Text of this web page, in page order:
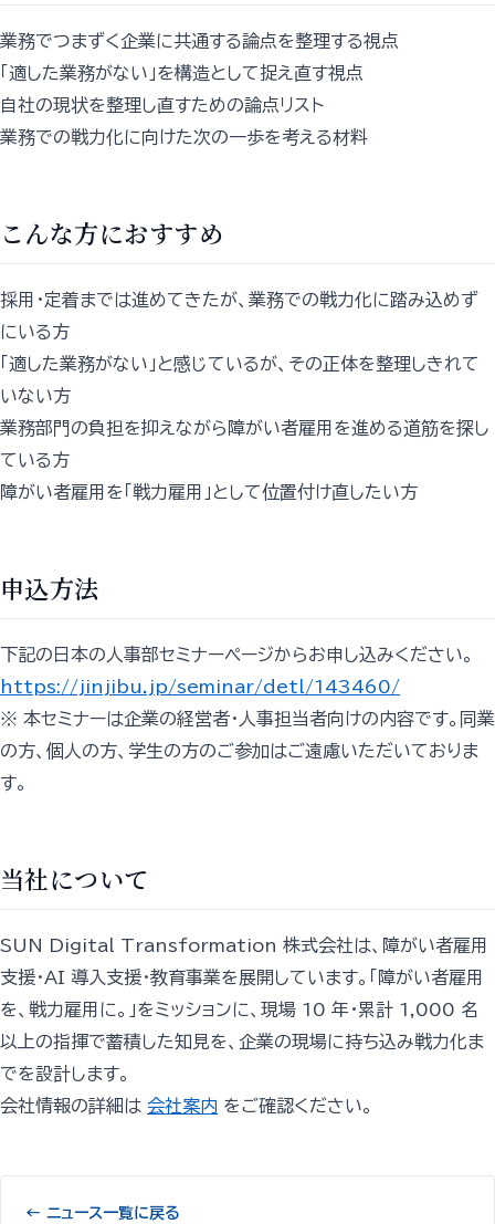
業務でつまずく企業に共通する論点を整理する視点
「適した業務がない」を構造として捉え直す視点
自社の現状を整理し直すための論点リスト
業務での戦力化に向けた次の一歩を考える材料
こんな方におすすめ
採用・定着までは進めてきたが、業務での戦力化に踏み込めず
にいる方
「適した業務がない」と感じているが、その正体を整理しきれて
いない方
業務部門の負担を抑えながら障がい者雇用を進める道筋を探し
ている方
障がい者雇用を「戦力雇用」として位置付け直したい方
申込方法
下記の日本の人事部セミナーページからお申し込みください。
https://jinjibu.jp/seminar/detl/143460/
※ 本セミナーは企業の経営者・人事担当者向けの内容です。同業
の方、個人の方、学生の方のご参加はご遠慮いただいておりま
す。
当社について
SUN Digital Transformation 株式会社は、障がい者雇用
支援・AI 導入支援・教育事業を展開しています。「障がい者雇用
を、戦力雇用に。」をミッションに、現場 10 年・累計 1,000 名
以上の指揮で蓄積した知見を、企業の現場に持ち込み戦力化ま
でを設計します。
会社情報の詳細は 会社案内 をご確認ください。
← ニュース一覧に戻る